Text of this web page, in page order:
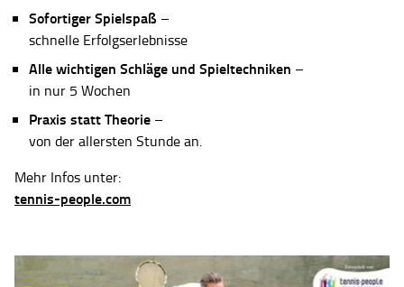
Sofortiger Spielspaß –
schnelle Erfolgserlebnisse
Alle wichtigen Schläge und Spieltechniken –
in nur 5 Wochen
Praxis statt Theorie –
von der allersten Stunde an.
Mehr Infos unter:
tennis-people.com